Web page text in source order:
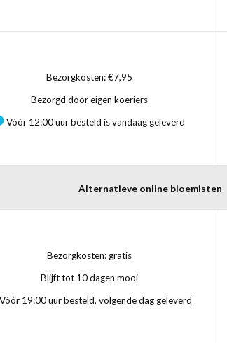
Bezorgkosten: €7,95
Bezorgd door eigen koeriers
Vóór 12:00 uur besteld is vandaag geleverd
Alternatieve online bloemisten
Bezorgkosten: gratis
Blijft tot 10 dagen mooi
19:00 uur besteld, volgende dag geleverd